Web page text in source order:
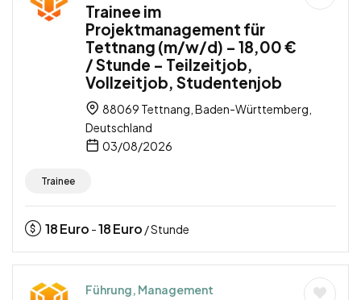
Trainee im
Projektmanagement für
Tettnang (m/w/d) – 18,00 €
/ Stunde – Teilzeitjob,
Vollzeitjob, Studentenjob
88069 Tettnang, Baden-Württemberg,
Deutschland
03/08/2026
Trainee
18Euro -18Euro / Stunde
Führung, Management